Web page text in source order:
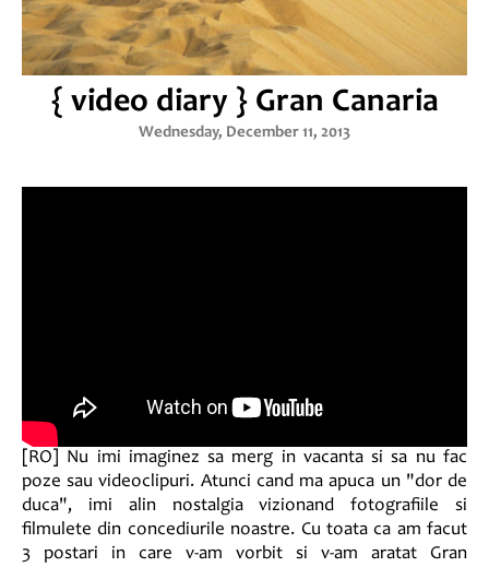
{ video diary } Gran Canaria
Wednesday, December 11, 2013
[RO] Nu imi imaginez sa merg in vacanta si sa nu fac
poze sau videoclipuri. Atunci cand ma apuca un "dor de
duca", imi alin nostalgia vizionand fotografiile si
filmulete din concediurile noastre. Cu toata ca am facut
3 postari in care v-am vorbit si v-am aratat Gran